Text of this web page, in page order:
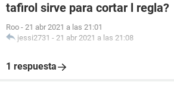
tafirol sirve para cortar l regla?
Roo - 21 abr 2021 a las 21:01
jessi2731 - 21 abr 2021 a las 21:08
1 respuesta